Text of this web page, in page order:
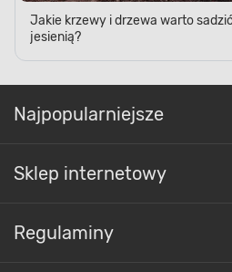
Jakie krzewy i drzewa warto sadzić
jesienią?
Najpopularniejsze
Sklep internetowy
Regulaminy